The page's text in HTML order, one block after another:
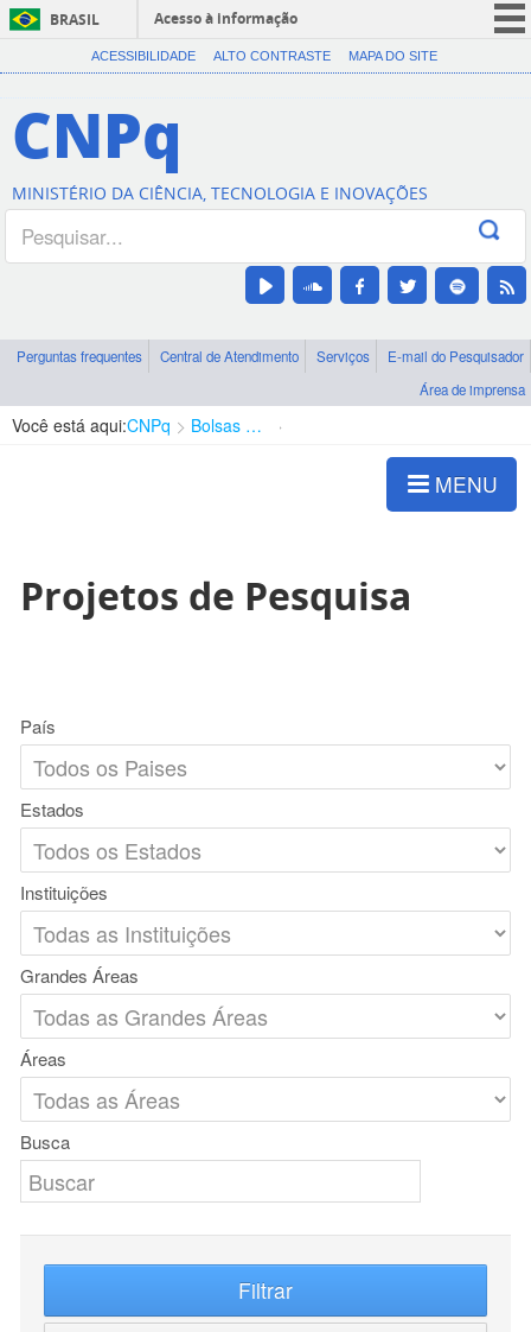
BRASIL
Acesso à informação
CORONAVÍRUS (COVID-19)
Canais
ACESSIBILIDADE ALTO CONTRASTE MAPA DO SITE
CNPq
MINISTÉRIO DA CIÊNCIA, TECNOLOGIA E INOVAÇÕES
Perguntas frequentes Central de Atendimento Serviços
E-mail do Pesquisador
Área de imprensa
Você está aqui:CNPq Bolsas e Auxílios Vigentes
MENU
Projetos de Pesquisa
País
Estados
Instituições
Grandes Áreas
Áreas
Busca
Filtrar